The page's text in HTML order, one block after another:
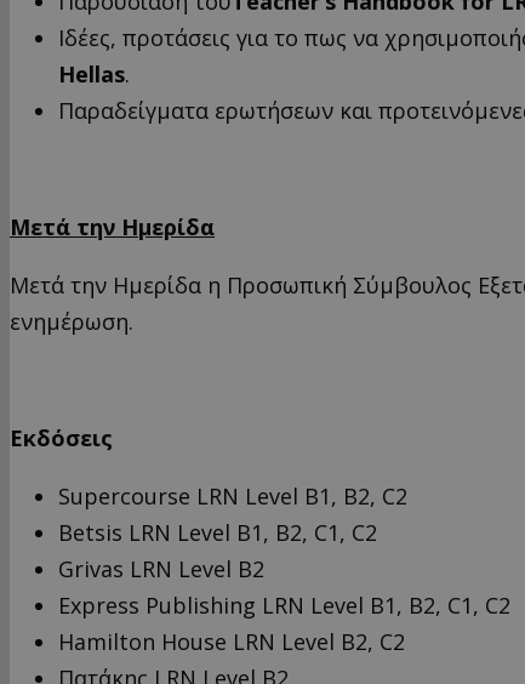
Ιδέες, προτάσεις για το πως να
Hellas.
Παραδείγματα ερωτήσεων και
Μετά την Ημερίδα
Μετά την Ημερίδα η Προσωπική Σύμβουλος
ενημέρωση.
Eκδόσεις
Supercourse LRN Level B1, B2, C2
Betsis LRN Level B1, B2, C1, C2
Grivas LRN Level B2
Express Publishing LRN Level B1, B2, C1, C2
Hamilton House LRN Level B2, C2
Πατάκης LRN Level B2